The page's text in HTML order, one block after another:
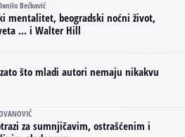
Bećković
mentalitet, beogradski noćni život,
... i Walter Hill
što mladi autori nemaju nikakvu
za sumnjičavim, ostrašćenim i